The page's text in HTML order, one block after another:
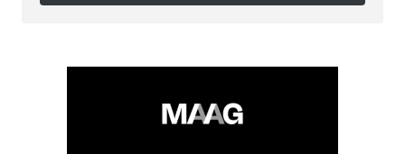
Follow on Instagram